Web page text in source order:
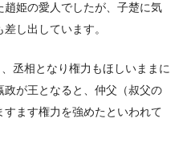
姫の愛人でしたが、子楚に気
し出しています。
丞相となり権力もほしいままに
政が王となると、仲父（叔父の
ます権力を強めたといわれて